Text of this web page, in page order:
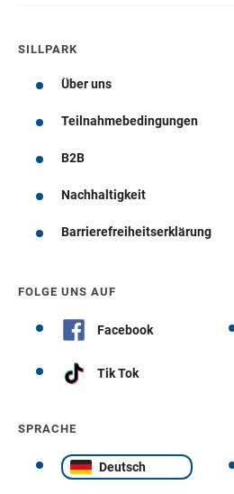
SILLPARK
Über uns
Teilnahmebedingungen
B2B
Nachhaltigkeit
Barrierefreiheitserklärung
FOLGE UNS AUF
Facebook
Tik Tok
SPRACHE
Deutsch